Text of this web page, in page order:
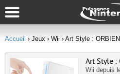
Accueil › Jeux › Wii › Art Style :
Art Style :
Wii depuis